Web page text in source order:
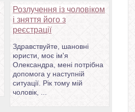
Розлучення із чоловіком
і зняття його з
реєстрації
Здравствуйте, шановні
юристи, моє ім'я
Олександра, мені потрібна
допомога у наступній
ситуації. Рік тому мій
чоловік, ...